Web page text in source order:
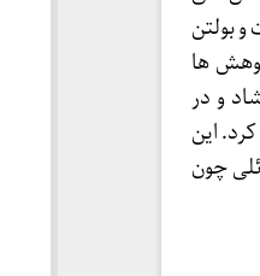
بولتن
ها
و در
این
چون